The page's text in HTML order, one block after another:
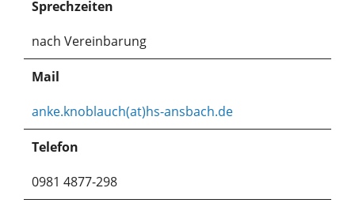
Sprechzeiten
nach Vereinbarung
Mail
anke.knoblauch(at)hs-ansbach.de
Telefon
0981 4877-298